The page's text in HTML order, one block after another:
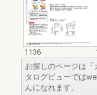
1136
お探しのページは「
タログビューでは
んになれます。